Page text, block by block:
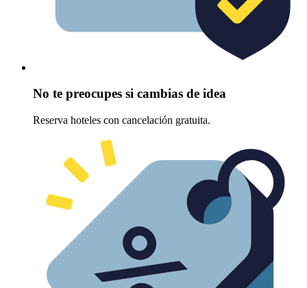
No te preocupes si cambias de idea
Reserva hoteles con cancelación gratuita.